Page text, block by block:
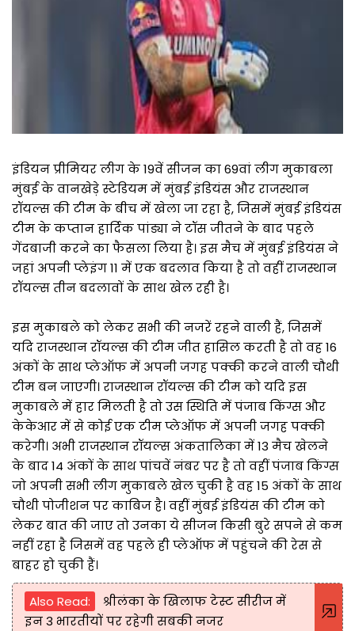
इंडियन प्रीमियर लीग के 19वें सीजन का 69वां लीग मुकाबला
मुंबई के वानखेड़े स्टेडियम में मुंबई इंडियंस और राजस्थान
रॉयल्स की टीम के बीच में खेला जा रहा है, जिसमें मुंबई इंडियंस
टीम के कप्तान हार्दिक पांड्या ने टॉस जीतने के बाद पहले
गेंदबाजी करने का फैसला लिया है। इस मैच में मुंबई इंडियंस ने
जहां अपनी प्लेइंग 11 में एक बदलाव किया है तो वहीं राजस्थान
रॉयल्स तीन बदलावों के साथ खेल रही है।
इस मुकाबले को लेकर सभी की नजरें रहने वाली हैं, जिसमें
यदि राजस्थान रॉयल्स की टीम जीत हासिल करती है तो वह 16
अंकों के साथ प्लेऑफ में अपनी जगह पक्की करने वाली चौथी
टीम बन जाएगी। राजस्थान रॉयल्स की टीम को यदि इस
मुकाबले में हार मिलती है तो उस स्थिति में पंजाब किंग्स और
केकेआर में से कोई एक टीम प्लेऑफ में अपनी जगह पक्की
करेगी। अभी राजस्थान रॉयल्स अंकतालिका में 13 मैच खेलने
के बाद 14 अंकों के साथ पांचवें नंबर पर है तो वहीं पंजाब किंग्स
जो अपनी सभी लीग मुकाबले खेल चुकी है वह 15 अंकों के साथ
चौथी पोजीशन पर काबिज है। वहीं मुंबई इंडियंस की टीम को
लेकर बात की जाए तो उनका ये सीजन किसी बुरे सपने से कम
नहीं रहा है जिसमें वह पहले ही प्लेऑफ में पहुंचने की रेस से
बाहर हो चुकी हैं।
Also Read:
श्रीलंका के खिलाफ टेस्ट सीरीज में
इन 3 भारतीयों पर रहेगी सबकी नजर